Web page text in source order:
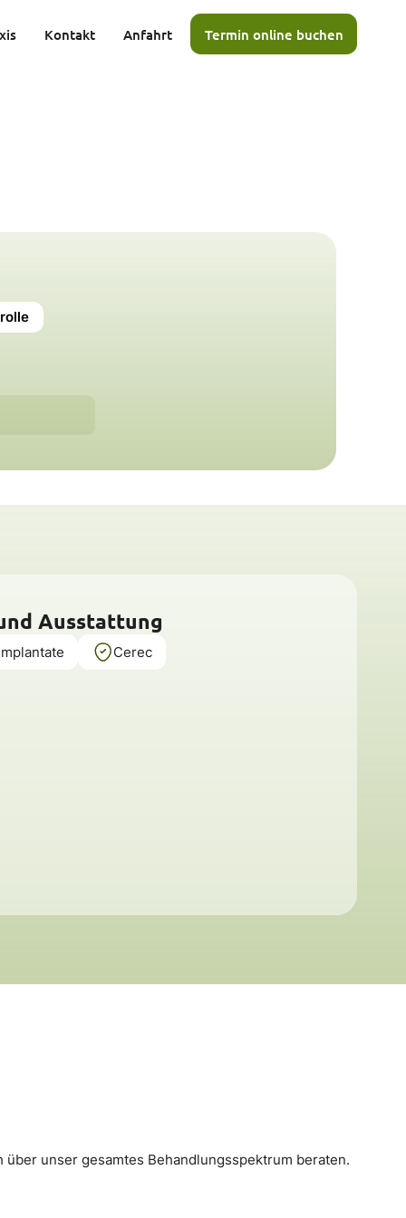
Kontakt Anfahrt Termin online buchen
Ausstattung
Cerec
unser gesamtes Behandlungsspektrum beraten.